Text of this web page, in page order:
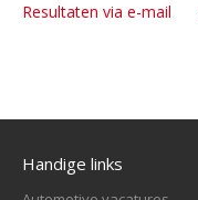
Resultaten via e-mail
Handige links